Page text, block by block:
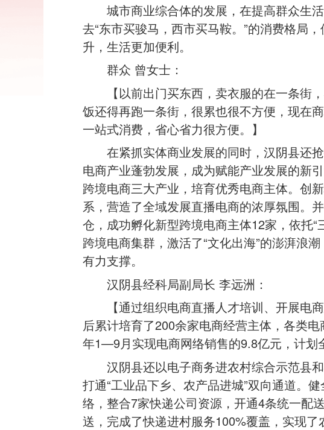
城市商业综合体的发展，在提高群众生
去“东市买骏马，西市买马鞍。”的消费格局
升，生活更加便利。
群众 曾女士：
【以前出门买东西，卖衣服的在一条街
饭还得再跑一条街，很累也很不方便，现在
一站式消费，省心省力很方便。】
在紧抓实体商业发展的同时，汉阴县还
电商产业蓬勃发展，成为赋能产业发展的新
跨境电商三大产业，培育优秀电商主体。创
系，营造了全域发展直播电商的浓厚氛围。
仓，成功孵化新型跨境电商主体12家，依托
跨境电商集群，激活了“文化出海”的澎湃浪
有力支撑。
汉阴县经科局副局长 李远洲：
【通过组织电商直播人才培训、开展电
后累计培育了200余家电商经营主体，各类
年1—9月实现电商网络销售的9.8亿元，计划
汉阴县还以电子商务进农村综合示范县
打通“工业品下乡、农产品进城”双向通道。
络，整合7家快递公司资源，开通4条统一配
送，完成了快递进村服务100%覆盖，实现了